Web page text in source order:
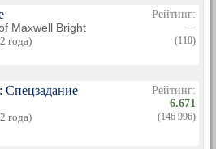
Maxwell Bright
года)
Рейтинг:
—
(110)
Спецзадание
года)
Рейтинг:
6.671
(146 996)